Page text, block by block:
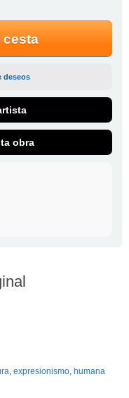
cesta
deseos
obra
expresionismo humana